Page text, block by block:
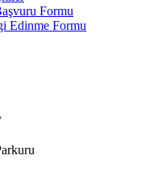
Formu
Edinme Formu